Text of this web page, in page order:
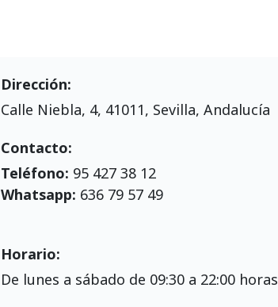
Dirección:
Calle Niebla, 4, 41011, Sevilla, Andalucía
Contacto:
Teléfono: 95 427 38 12
Whatsapp: 636 79 57 49
Horario:
De lunes a sábado de 09:30 a 22:00 horas